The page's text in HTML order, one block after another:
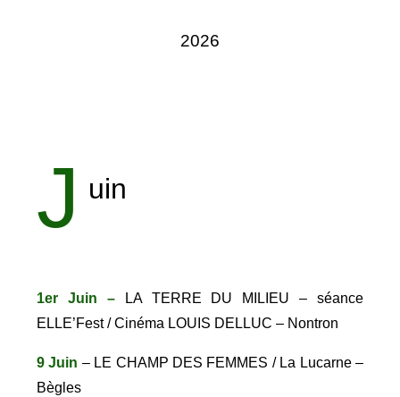
2026
J uin
1er Juin –
LA TERRE DU MILIEU – séance
ELLE’Fest / Cinéma LOUIS DELLUC – Nontron
9 Juin – LE CHAMP DES FEMMES / La Lucarne –
Bègles